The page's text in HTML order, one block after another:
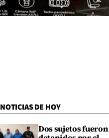
NOTICIAS DE HOY
Dos sujetos fueron